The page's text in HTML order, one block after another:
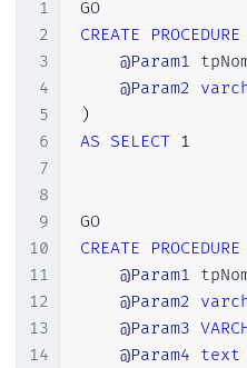
1
2
3
4
5
6
7
8
9
10
11
12
13
14
GO
CREATE
PROCEDURE
@Param1
@Param2
)
AS SELECT 1
GO
CREATE
PROCEDURE
@Param1
@Param2
@Param3
@Param4 text